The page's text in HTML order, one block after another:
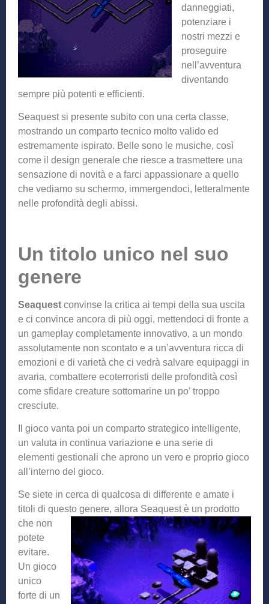
danneggiati,
potenziare i
nostri mezzi e
proseguire
nell’avventura
diventando
sempre più potenti e efficienti.
Seaquest si presente subito con una certa classe,
mostrando un comparto tecnico molto valido ed
estremamente ispirato. Belle sono le musiche, così
come il design generale che riesce a trasmettere una
sensazione di novità e a farci appassionare a quello
che vediamo su schermo, immergendoci, letteralmente
nelle profondità degli abissi.
Un titolo unico nel suo
genere
Seaquest convinse la critica ai tempi della sua uscita
e ci convince ancora di più oggi, mettendoci di fronte a
un gameplay completamente innovativo, a un mondo
assolutamente non scontato e a un’avventura ricca di
emozioni e di varietà che ci vedrà salvare equipaggi in
avaria, combattere ecoterroristi delle profondità così
come sfidare creature sottomarine un po’ troppo
cresciute.
Il gioco vanta poi un comparto strategico intelligente,
un valuta in continua variazione e una serie di
elementi gestionali che aprono un vero e proprio gioco
all’interno del gioco.
Se siete in cerca di qualcosa di differente e amate i
titoli di questo genere, allora Seaquest è un prodotto
che non
potete
evitare.
Un gioco
unico
forte di un